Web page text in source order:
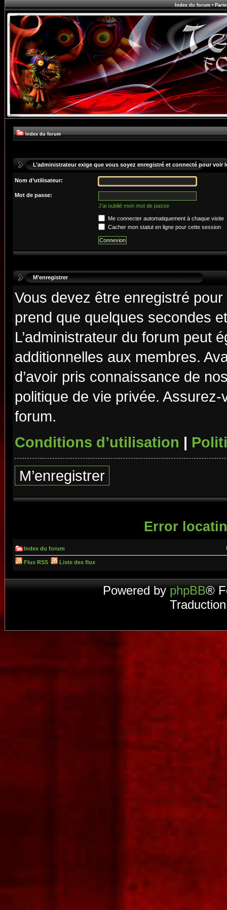
Index du forum•
Index du forum
L’administrateur exige que vous soyez enregistré et connecté pour voir
Nom d’utilisateur:
Mot de passe:
J’ai oublié mon mot de passe
Me connecter automatiquement à chaque visite
Cacher mon statut en ligne pour cette session
M’enregistrer
Vous devez être enregistré
prend que quelques secondes
L’administrateur du forum peut
additionnelles aux membres.
d’avoir pris connaissance de
politique de vie privée.
forum.
Conditions d’utilisation |
M’enregistrer
Error
Index du forum
Flux RSS Liste des flux
Powered by phpBB®